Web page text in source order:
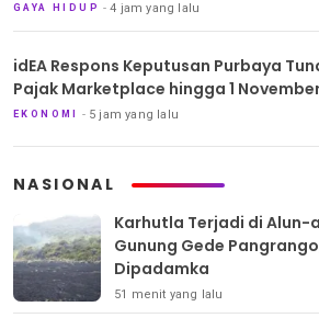
GAYA HIDUP 4 jam yang lalu
idEA Respons Keputusan Purbaya
Pajak Marketplace hingga 1
EKONOMI 5 jam yang lalu
NASIONAL
Karhutla Terjadi di Alun-
Gunung Gede
Dipadamka
51 menit yang lalu